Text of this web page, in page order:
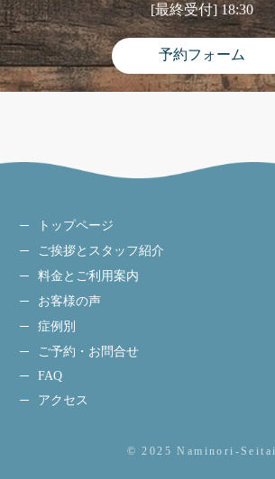
[最終受付] 18:30
予約フォーム
トップページ
ご挨拶とスタッフ紹介
料金とご利用案内
お客様の声
症例別
ご予約・お問合せ
FAQ
アクセス
© 2025 Naminori-Seitai